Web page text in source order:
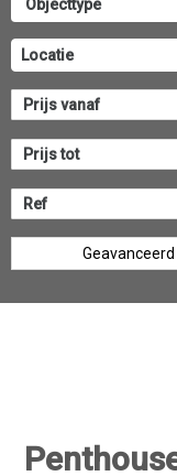
Geavanceerd